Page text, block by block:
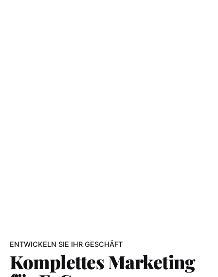
ENTWICKELN SIE IHR GESCHÄFT
Komplettes Marketing